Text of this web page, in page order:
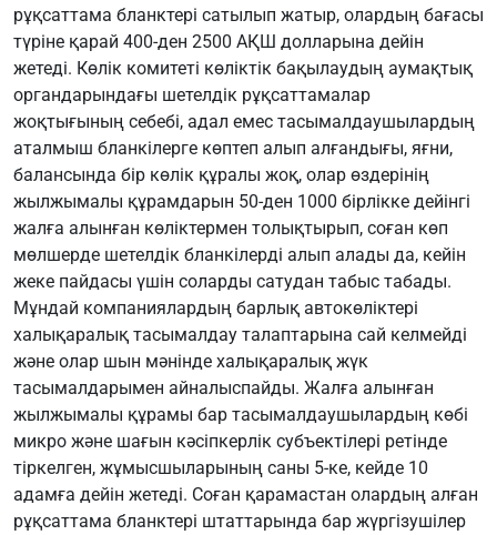
рұқсаттама бланктері сатылып жатыр, олардың бағасы
түріне қарай 400-ден 2500 АҚШ долларына дейін
жетеді. Көлік комитеті көліктік бақылаудың аумақтық
органдарындағы шетелдік рұқсаттамалар
жоқтығының себебі, адал емес тасымалдаушылардың
аталмыш бланкілерге көптеп алып алғандығы, яғни,
балансында бір көлік құралы жоқ, олар өздерінің
жылжымалы құрамдарын 50-ден 1000 бірлікке дейінгі
жалға алынған көліктермен толықтырып, соған көп
мөлшерде шетелдік бланкілерді алып алады да, кейін
жеке пайдасы үшін соларды сатудан табыс табады.
Мұндай компаниялардың барлық автокөліктері
халықаралық тасымалдау талаптарына сай келмейді
және олар шын мәнінде халықаралық жүк
тасымалдарымен айналыспайды. Жалға алынған
жылжымалы құрамы бар тасымалдаушылардың көбі
микро және шағын кәсіпкерлік субъектілері ретінде
тіркелген, жұмысшыларының саны 5-ке, кейде 10
адамға дейін жетеді. Соған қарамастан олардың алған
рұқсаттама бланктері штаттарында бар жүргізушілер